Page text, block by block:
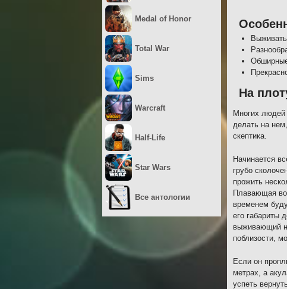
На
Многих людей
делать на
скептика.
Начинается
грубо
прожить
Плавающая
временем
его габариты
выживающий
поблизости,
Если он
метрах, а
успеть
Medal of Honor
Total War
Sims
Warcraft
Half-Life
Star Wars
Все антологии